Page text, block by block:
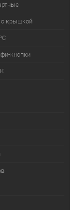
с крышкой
кнопки